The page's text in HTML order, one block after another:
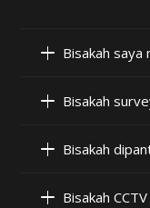
Bisakah saya
Bisakah
Bisakah
Bisakah